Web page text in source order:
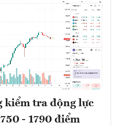
kiểm tra động lực
- 1790 điểm